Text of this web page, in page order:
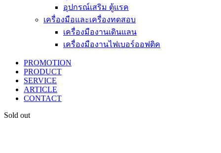
อุปกรณ์เสริม ตู้แรค
เครื่องมือและเครื่องทดสอบ
เครื่องมืองานเดินแลน
เครื่องมืองานไฟเบอร์ออฟติค
PROMOTION
PRODUCT
SERVICE
ARTICLE
CONTACT
Sold out